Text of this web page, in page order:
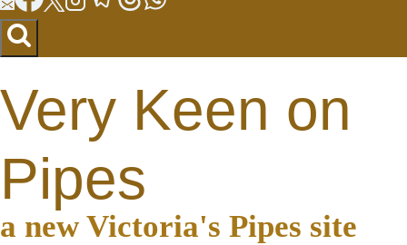
Very Keen on
Pipes
a new Victoria's Pipes site